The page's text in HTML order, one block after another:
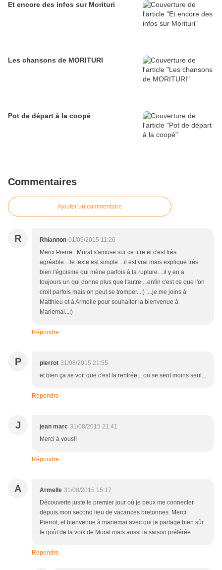
Et encore des infos sur Morituri
Les chansons de MORITURI
Pot de départ à la coopé
Commentaires
Ajouter un commentaire
R Rhiannon 01/09/2015 11:26
Merci Pierre...Murat s'amuse sur ce titre et c'est très
agréable....le texte est simple ...il est vrai mais explique très
bien l'égoisme qui mène parfois à la rupture....il y en a
toujours un qui donne plus que l'autre ...enfin c'est ce que l'on
croit parfois mais on peut se tromper...;) ....je me joins à
Matthieu et à Armelle pour souhaiter la bienvenue à
Mariemai...:)
Répondre
P pierrot 31/08/2015 21:55
et bien ça se voit que c'est la rentrée... on se sent moins seul...
Répondre
J jean marc 31/08/2015 21:41
Merci à vous!!
Répondre
A Armelle 31/08/2015 15:17
Découverte juste le premier jour où je peux me connecter
depuis mon second lieu de vacances bretonnes. Merci
Pierrot, et bienvenue à mariemai avec qui je partage bien sûr
le goût de la voix de Murat mais aussi la saison préférée...
Répondre